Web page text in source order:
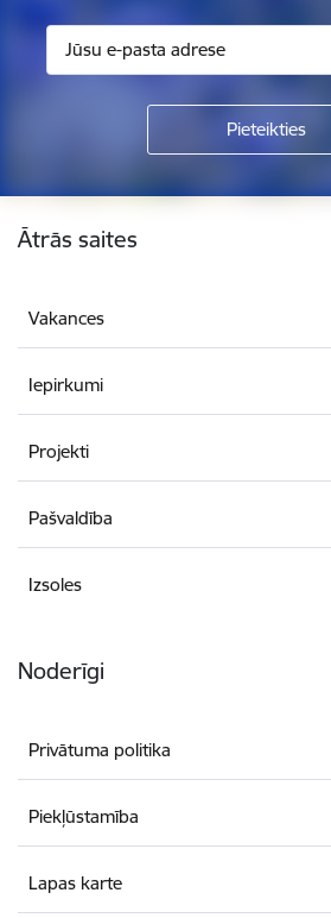
Kājene
Ātrās saites
Vakances
Iepirkumi
Projekti
Pašvaldība
Izsoles
Noderīgi
Privātuma politika
Piekļūstamība
Lapas karte